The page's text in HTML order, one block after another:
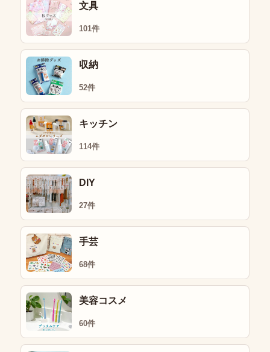
文具
101件
収納
52件
キッチン
114件
DIY
27件
手芸
68件
美容コスメ
60件